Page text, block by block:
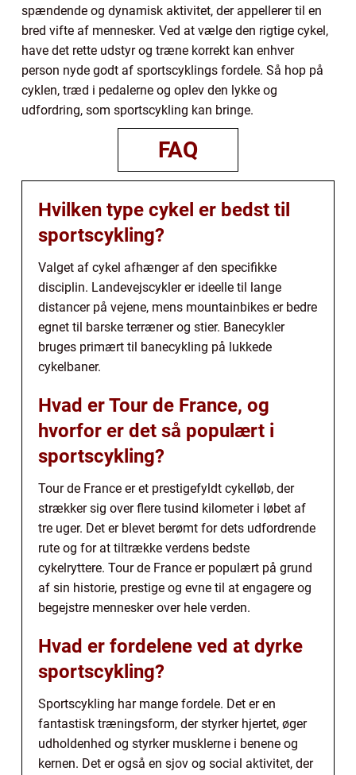
spændende og dynamisk aktivitet, der appellerer til en
bred vifte af mennesker. Ved at vælge den rigtige cykel,
have det rette udstyr og træne korrekt kan enhver
person nyde godt af sportscyklings fordele. Så hop på
cyklen, træd i pedalerne og oplev den lykke og
udfordring, som sportscykling kan bringe.
FAQ
Hvilken type cykel er bedst til
sportscykling?
Valget af cykel afhænger af den specifikke
disciplin. Landevejscykler er ideelle til lange
distancer på vejene, mens mountainbikes er bedre
egnet til barske terræner og stier. Banecykler
bruges primært til banecykling på lukkede
cykelbaner.
Hvad er Tour de France, og
hvorfor er det så populært i
sportscykling?
Tour de France er et prestigefyldt cykelløb, der
strækker sig over flere tusind kilometer i løbet af
tre uger. Det er blevet berømt for dets udfordrende
rute og for at tiltrække verdens bedste
cykelryttere. Tour de France er populært på grund
af sin historie, prestige og evne til at engagere og
begejstre mennesker over hele verden.
Hvad er fordelene ved at dyrke
sportscykling?
Sportscykling har mange fordele. Det er en
fantastisk træningsform, der styrker hjertet, øger
udholdenhed og styrker musklerne i benene og
kernen. Det er også en sjov og social aktivitet, der